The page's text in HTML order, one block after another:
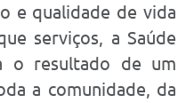
e qualidade de vida
serviços, a Saúde
o resultado de um
a comunidade, da